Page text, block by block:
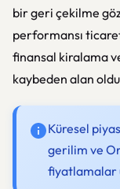
bir geri çekilme
performansı
finansal kiralama
kaybeden alan
Küresel
gerilim ve
fiyatlamalar